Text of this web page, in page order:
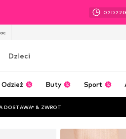
02D 22 G
Dzieci
Odzież Buty Sport
DOSTAWA* & ZWROT